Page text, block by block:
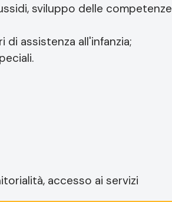
sviluppo delle competenze
assistenza all'infanzia;
accesso ai servizi